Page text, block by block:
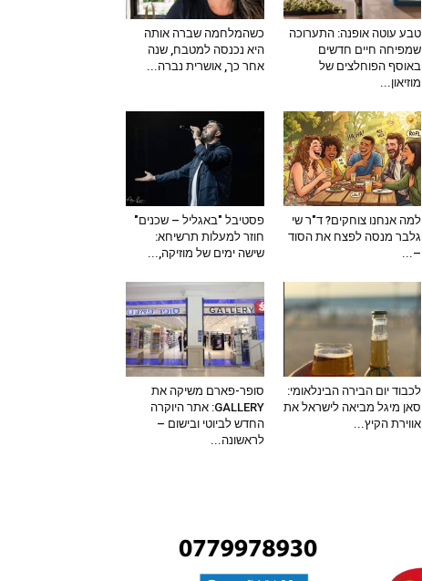
טבע עוטה אופנה: התערוכה
שמפיחה חיים חדשים
באוסף הפוחלצים של
מוזיאון...
כשהמלחמה שברה אותה
היא נכנסה למטבח, שנה
אחר כך, אושרית נברה...
למה אנחנו צוחקים? ד"ר שי
גלבר מנסה לפצח את הסוד
–...
פסטיבל "באגליל – שכנים"
חוזר למעלות תרשיחא:
שישה ימים של מוזיקה,...
לכבוד יום הבירה הבינלאומי:
סאן מיגל מביאה לישראל את
אווירת הקיץ...
סופר-פארם משיקה את
GALLERY: אתר היוקרה
החדש לביוטי ובישום –
לראשונה...